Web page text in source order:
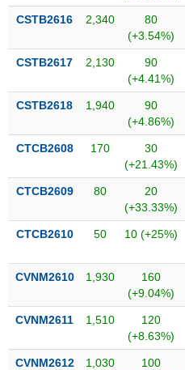
CSTB2616 2,340
80
(+3.54%)
CSTB2617 2,130
90
(+4.41%)
CSTB2618 1,940
90
(+4.86%)
CTCB2608 170
30
(+21.43%)
CTCB2609 80
20
(+33.33%)
CTCB2610 50 10 (+25%)
CVNM2610 1,930
160
(+9.04%)
CVNM2611 1,510
120
(+8.63%)
CVNM2612 1,030
100
cáo
phân
(-)
Thuật
ngữ
vụ
(-)
tạo